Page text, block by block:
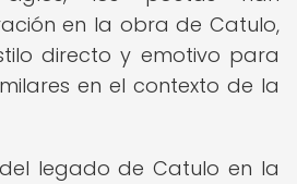
en la obra de Catulo,
directo y emotivo para
en el contexto de la
legado de Catulo en la